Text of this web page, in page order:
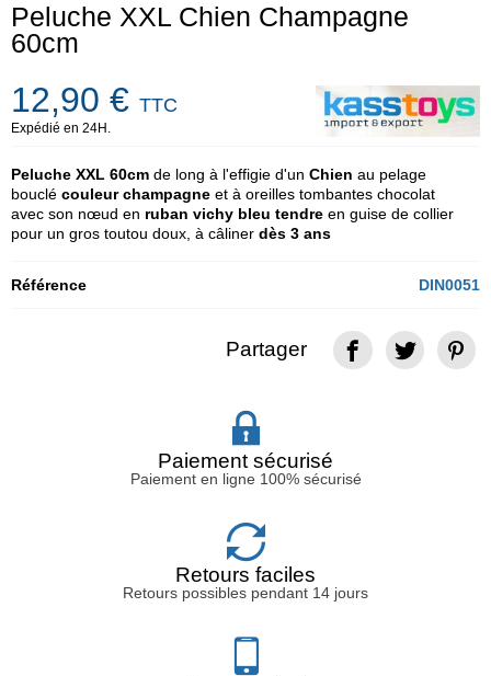
Peluche XXL Chien Champagne
60cm
12,90 € TTC
Expédié en 24H.
Peluche XXL 60cm de long à l'effigie d'un Chien au pelage
bouclé couleur champagne et à oreilles tombantes chocolat
avec son nœud en ruban vichy bleu tendre en guise de collier
pour un gros toutou doux, à câliner dès 3 ans
Référence DIN0051
Partager
Paiement sécurisé
Paiement en ligne 100% sécurisé
Retours faciles
Retours possibles pendant 14 jours